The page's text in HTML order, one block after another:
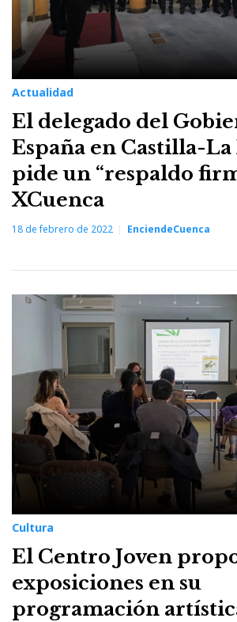
Actualidad
El delegado del
España en Castilla-
pide un “respaldo
XCuenca
18 de febrero de 2022 EnciendeCuenca
Cultura
El Centro Joven
exposiciones en su
programación